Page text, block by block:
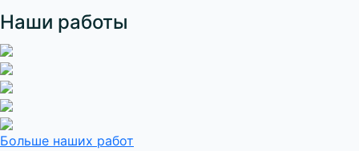
Наши работы
Больше наших работ